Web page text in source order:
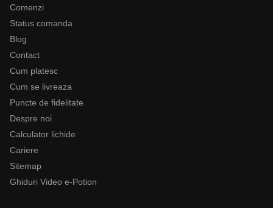
Comenzi
Status comanda
Blog
Contact
Cum platesc
Cum se livreaza
Puncte de fidelitate
Despre noi
Calculator lichide
Cariere
Sitemap
Ghiduri Video e-Potion